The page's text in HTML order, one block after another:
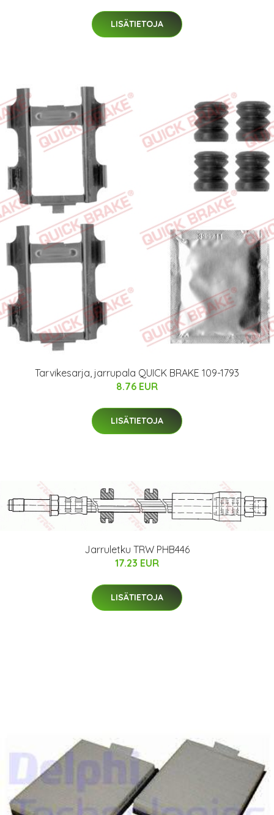
LISÄTIETOJA
Tarvikesarja, jarrupala QUICK BRAKE 109-1793
8.76 EUR
LISÄTIETOJA
Jarruletku TRW PHB446
17.23 EUR
LISÄTIETOJA